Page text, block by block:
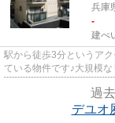
兵庫
-
建ぺ
駅から徒歩3分というア
ている物件です♪大規模
く生まれ変わっています♪
過
デユオ